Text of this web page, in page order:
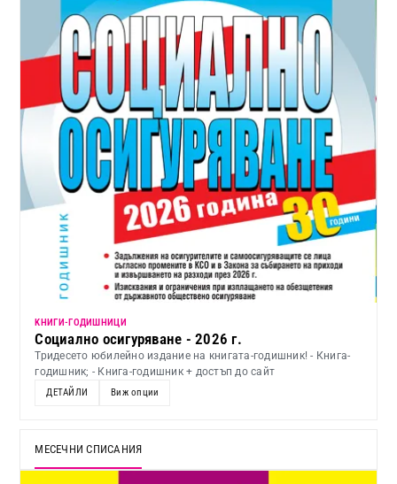
KНИГИ-ГОДИШНИЦИ
Социално осигуряване - 2026 г.
Тридесето юбилейно издание на книгата-годишник! - Книга-
годишник; - Книга-годишник + достъп до сайт
ДЕТАЙЛИ Виж опции
МЕСЕЧНИ СПИСАНИЯ